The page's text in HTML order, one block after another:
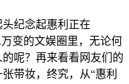
纪念起惠利正在
变的文娱圈里，无论何
呢？再来看看网友们的
带妆，终究，从“惠利